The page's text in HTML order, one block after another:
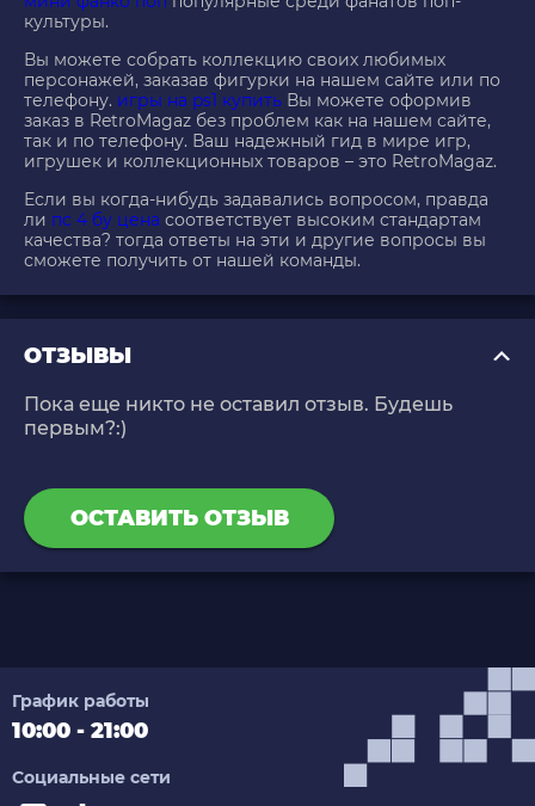
культуры.
Вы можете собрать коллекцию своих любимых
персонажей, заказав фигурки на нашем сайте или по
телефону. игры на ps1 купить Вы можете оформив
заказ в RetroMagaz без проблем как на нашем сайте,
так и по телефону. Ваш надежный гид в мире игр,
игрушек и коллекционных товаров – это RetroMagaz.
Если вы когда-нибудь задавались вопросом, правда
ли пс 4 бу цена соответствует высоким стандартам
качества? тогда ответы на эти и другие вопросы вы
сможете получить от нашей команды.
ОТЗЫВЫ
Пока еще никто не оставил отзыв. Будешь
первым?:)
ОСТАВИТЬ ОТЗЫВ
График работы
10:00 - 21:00
Социальные сети